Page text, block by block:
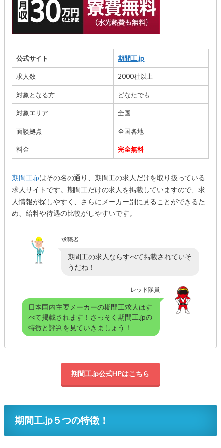
公式サイト 期間工.jp
求人数 2000社以上
対象となる方 どなたでも
対象エリア 全国
面談拠点 全国各地
料金 完全無料
期間工.jpはその名の通り、期間工の求人だけを取り扱っている
求人サイトです。期間工だけの求人を掲載していますので、求
人情報が探しやすく、さらにメーカー別に見ることができるた
め、給料や待遇の比較がしやすいです。
求職者
期間工の求人ならすべて掲載されていそ
うだね！
レッド隊員
日本国内主要メーカーの期間工求人はす
べて掲載されます！さっそく期間工.jpの
特徴と評判を見ていきましょう！
期間工.jp公式HPはこちら
期間工.jp５つの特徴！